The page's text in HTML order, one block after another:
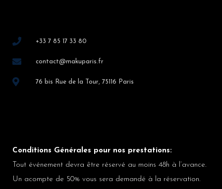
+33 7 85 17 33 80
contact@makuparis.fr
76 bis Rue de la Tour, 75116 Paris
Conditions Générales pour nos prestations:
Tout événement devra être réservé au moins 48h à l’avance.
Un acompte de 50% vous sera demandé à la réservation.